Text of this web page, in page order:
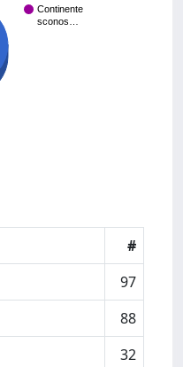
Continente
sconos…
#
97
88
32